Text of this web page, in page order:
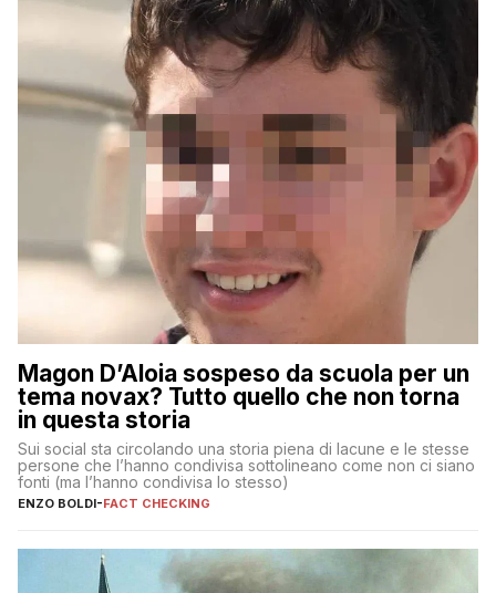
Magon D’Aloia sospeso da scuola per un
tema novax? Tutto quello che non torna
in questa storia
Sui social sta circolando una storia piena di lacune e le stesse
persone che l’hanno condivisa sottolineano come non ci siano
fonti (ma l’hanno condivisa lo stesso)
ENZO BOLDI-FACT CHECKING